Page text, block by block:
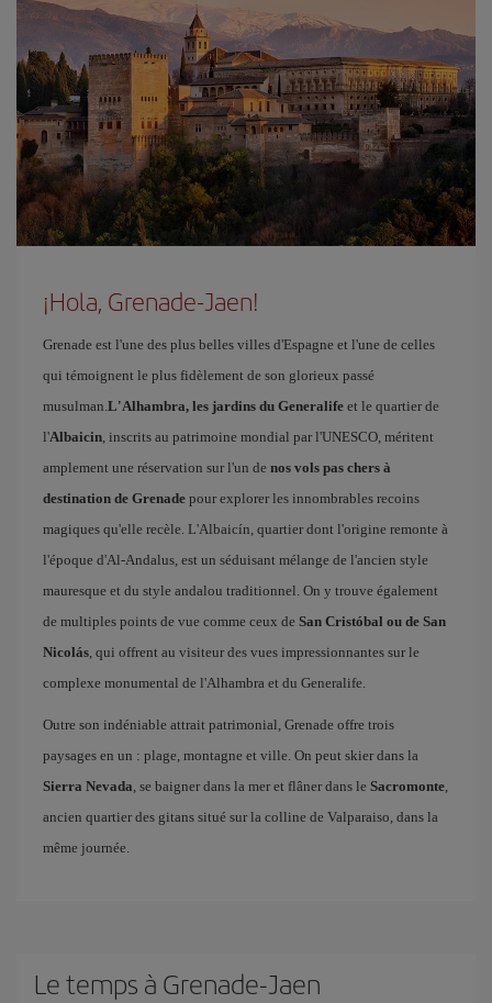
¡Hola, Grenade-Jaen!
Grenade est l'une des plus belles villes d'Espagne et l'une de celles
qui témoignent le plus fidèlement de son glorieux passé
musulman.L'Alhambra, les jardins du Generalife et le quartier de
l'Albaicin, inscrits au patrimoine mondial par l'UNESCO, méritent
amplement une réservation sur l'un de nos vols pas chers à
destination de Grenade pour explorer les innombrables recoins
magiques qu'elle recèle. L'Albaicín, quartier dont l'origine remonte à
l'époque d'Al-Andalus, est un séduisant mélange de l'ancien style
mauresque et du style andalou traditionnel. On y trouve également
de multiples points de vue comme ceux de San Cristóbal ou de San
Nicolás, qui offrent au visiteur des vues impressionnantes sur le
complexe monumental de l'Alhambra et du Generalife.
Outre son indéniable attrait patrimonial, Grenade offre trois
paysages en un : plage, montagne et ville. On peut skier dans la
Sierra Nevada, se baigner dans la mer et flâner dans le Sacromonte,
ancien quartier des gitans situé sur la colline de Valparaiso, dans la
même journée.
Le temps à Grenade-Jaen